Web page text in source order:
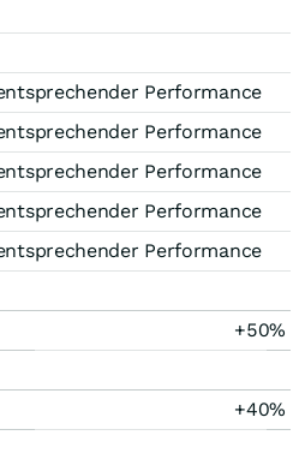
Performance
Performance
Performance
Performance
Performance
+50%
+40%